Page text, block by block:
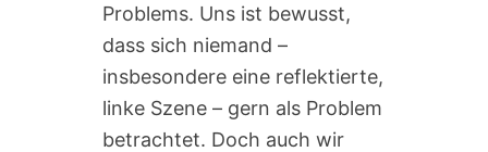
Problems. Uns ist bewusst,
dass sich niemand –
insbesondere eine reflektierte,
linke Szene – gern als Problem
betrachtet. Doch auch wir